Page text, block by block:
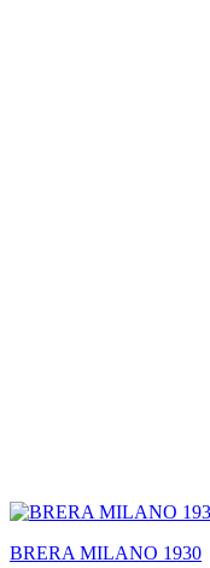
BRERA MILANO 1930